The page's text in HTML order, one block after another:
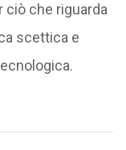
ciò che riguarda
scettica e